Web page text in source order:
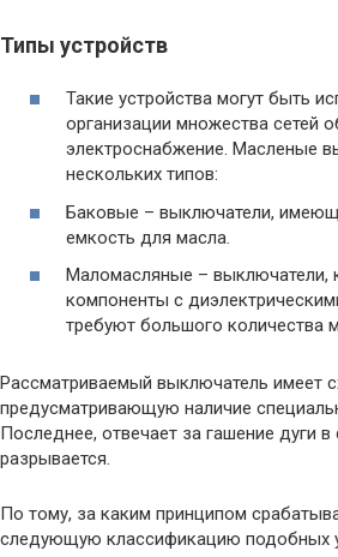
Типы устройств
Такие устройства могут быть
организации множества сетей
электроснабжение. Масленые
нескольких типов:
Баковые – выключатели,
емкость для масла.
Маломасляные – выключатели,
компоненты с
требуют большого количества
Рассматриваемый выключатель имеет
предусматривающую наличие
Последнее, отвечает за гашение дуги в
разрывается.
По тому, за каким принципом
следующую классификацию подобных